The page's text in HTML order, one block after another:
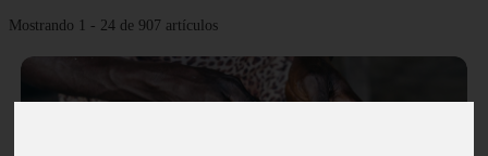
Mostrando 1 - 24 de 907 artículos